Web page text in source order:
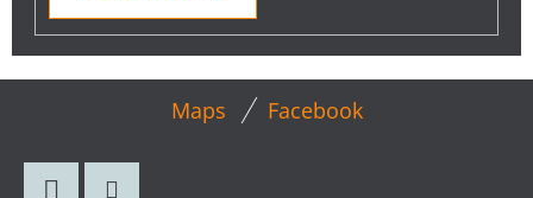
Maps Facebook